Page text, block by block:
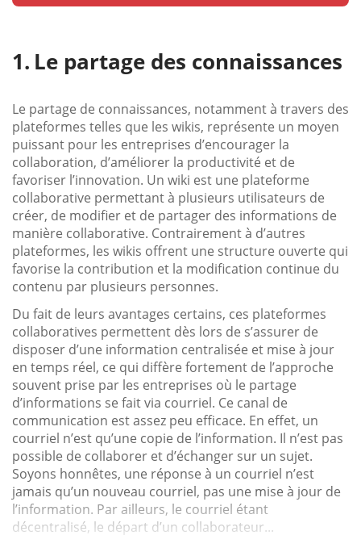
Le partage des connaissances
Le partage de connaissances, notamment à travers des
plateformes telles que les wikis, représente un moyen
puissant pour les entreprises d’encourager la
collaboration, d’améliorer la productivité et de
favoriser l’innovation. Un wiki est une plateforme
collaborative permettant à plusieurs utilisateurs de
créer, de modifier et de partager des informations de
manière collaborative. Contrairement à d’autres
plateformes, les wikis offrent une structure ouverte qui
favorise la contribution et la modification continue du
contenu par plusieurs personnes.
Du fait de leurs avantages certains, ces plateformes
collaboratives permettent dès lors de s’assurer de
disposer d’une information centralisée et mise à jour
en temps réel, ce qui diffère fortement de l’approche
souvent prise par les entreprises où le partage
d’informations se fait via courriel. Ce canal de
communication est assez peu efficace. En effet, un
courriel n’est qu’une copie de l’information. Il n’est pas
possible de collaborer et d’échanger sur un sujet.
Soyons honnêtes, une réponse à un courriel n’est
jamais qu’un nouveau courriel, pas une mise à jour de
l’information. Par ailleurs, le courriel étant
décentralisé, le départ d’un collaborateur...